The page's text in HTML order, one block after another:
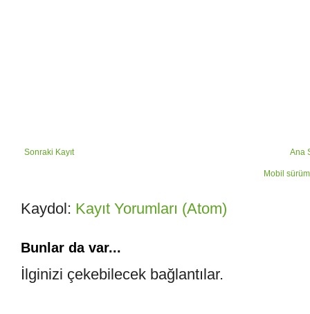
Sonraki Kayıt Ana
Mobil
Kaydol: Kayıt Yorumları (Atom)
Bunlar da var...
İlginizi çekebilecek bağlantılar.